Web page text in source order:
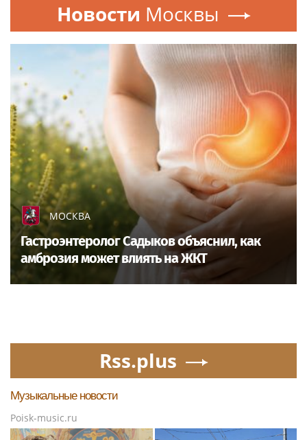
Новости Москвы
МОСКВА
Гастроэнтеролог Садыков объяснил, как
амброзия может влиять на ЖКТ
Rss.plus
Музыкальные новости
Poisk-music.ru